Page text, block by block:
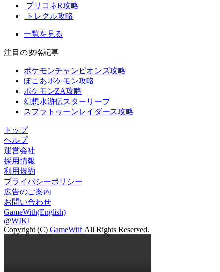
プリコネR攻略
トレクル攻略
一覧を見る
注目の攻略記事
ポケモンチャンピオンズ攻略
ぽこあポケモン攻略
ポケモンZA攻略
幻想水滸伝スターリープ
スプラトゥーンレイダース攻略
トップ
ヘルプ
運営会社
採用情報
利用規約
プライバシーポリシー
広告のご案内
お問い合わせ
GameWith(English)
@WIKI
Copyright (C) GameWith All Rights Reserved.